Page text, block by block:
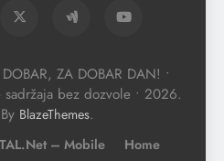
DOBAR, ZA DOBAR DAN! •
bez dozvole • 2026.
BlazeThemes.
– Mobile
Home